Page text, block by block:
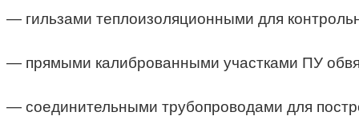
— гильзами теплоизоляционными для
— прямыми калиброванными участками ПУ
— соединительными трубопроводами для